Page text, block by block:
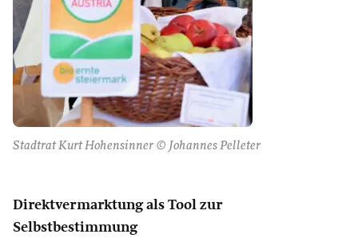
Stadtrat Kurt Hohensinner © Johannes Pelleter
Direktvermarktung als Tool zur
Selbstbestimmung